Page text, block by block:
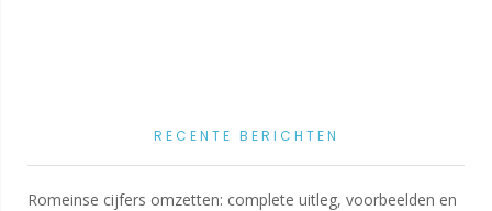
RECENTE BERICHTEN
Romeinse cijfers omzetten: complete uitleg, voorbeelden en